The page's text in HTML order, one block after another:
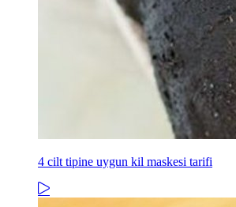
4 cilt tipine uygun kil maskesi tarifi